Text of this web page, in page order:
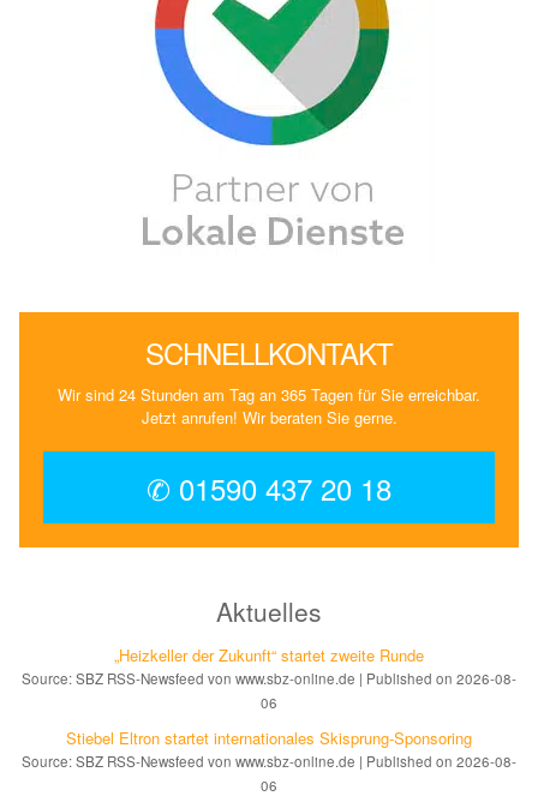
SCHNELLKONTAKT
Wir sind 24 Stunden am Tag an 365 Tagen für Sie erreichbar.
Jetzt anrufen! Wir beraten Sie gerne.
✆ 01590 437 20 18
Aktuelles
„Heizkeller der Zu­kunft“ star­tet zwei­te Run­de
Source: SBZ RSS-Newsfeed von www.sbz-online.de
Published on 2026-08-
06
Stiebel Eltron startet internatio­nales Ski­sprung-Spon­soring
Source: SBZ RSS-Newsfeed von www.sbz-online.de
Published on 2026-08-
06